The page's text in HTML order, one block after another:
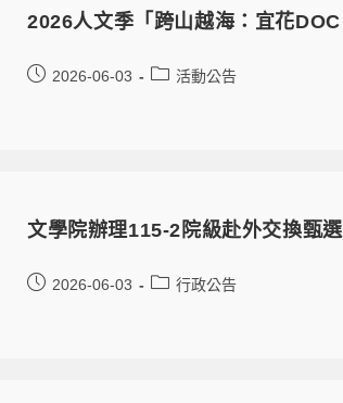
2026人文季「跨山越海：宜花
2026-06-03 活動公告
文學院辦理115-2院級赴外交換甄
2026-06-03 行政公告